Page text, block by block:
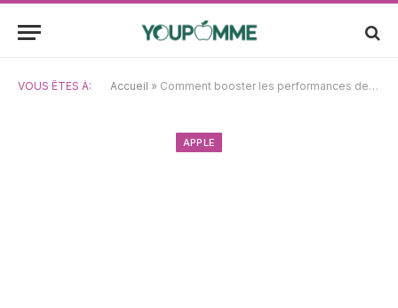
VOUS ÊTES À: Accueil » Comment booster les performances de macOS Ventura en un clin d’œil ?
APPLE